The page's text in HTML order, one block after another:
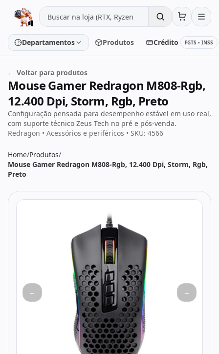
Pular para o conteúdo
Departamentos
Placa de vídeo Processador
Placa-mãe Memória
SSD/HD Periféricos
PC Gamer
Atendimento
Produtos Crédito FGTS • INSS
← Voltar para produtos
Mouse Gamer Redragon M808-Rgb,
12.400 Dpi, Storm, Rgb, Preto
Configuração pensada para desempenho estável em uso real,
com suporte técnico Zeus Tech no pré e pós-venda.
Redragon • Acessórios e periféricos • SKU: 4566
Home/Produtos/
Mouse Gamer Redragon M808-Rgb, 12.400 Dpi, Storm, Rgb,
Preto
← →